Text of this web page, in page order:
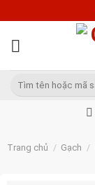
to
content
Tìm
Trang chủ / Gạch /